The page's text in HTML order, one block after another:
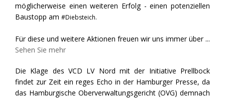
möglicherweise einen weiteren Erfolg - einen potenziellen
Baustopp am #Diebsteich.
Für diese und weitere Aktionen freuen wir uns immer über ...
Sehen Sie mehr
Die Klage des VCD LV Nord mit der Initiative Prellbock
findet zur Zeit ein reges Echo in der Hamburger Presse, da
das Hamburgische Oberverwaltungsgericht (OVG) demnach